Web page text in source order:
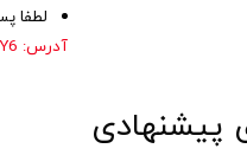
لطفا
آدرس:
پیشنهادی